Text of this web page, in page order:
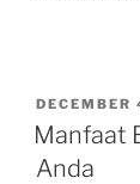
POSTED
ON
Manfaat
Anda